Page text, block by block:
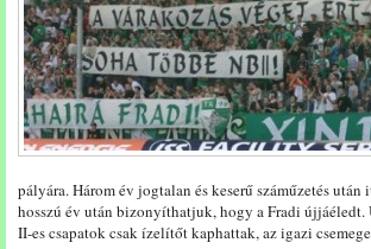
pályára. Három év jogtalan és keserű száműzetés
hosszú év után bizonyíthatjuk, hogy a Fradi
II-es csapatok csak ízelítőt kaphattak, az igazi